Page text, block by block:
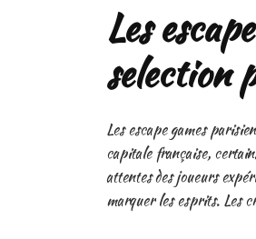
Les
selection
Les escape games
capitale française,
attentes des joueurs
marquer les esprits. Les